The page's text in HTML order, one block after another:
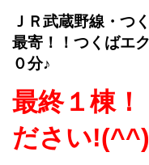
ＪＲ武蔵野線・つ
最寄！！つくばエ
０分♪
最終１棟！
ださい